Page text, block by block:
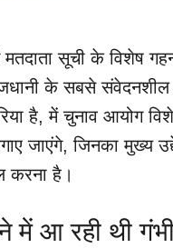
मतदाता सूची के विशेष
के सबसे संवेदनशील
है, में चुनाव आयोग
जिनका मुख्य
करना है।
में आ रही थी